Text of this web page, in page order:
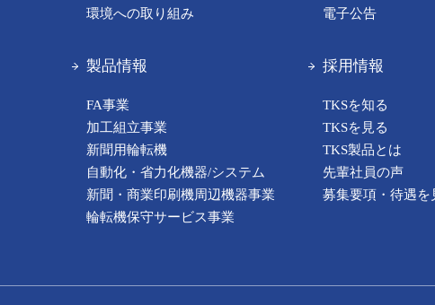
環境への取り組み
電子公告
製品情報
FA事業
加工組立事業
新聞用輪転機
自動化・省力化機器/システム
新聞・商業印刷機周辺機器事業
輪転機保守サービス事業
採用情報
TKSを知る
TKSを見る
TKS製品とは
先輩社員の声
募集要項・待遇を